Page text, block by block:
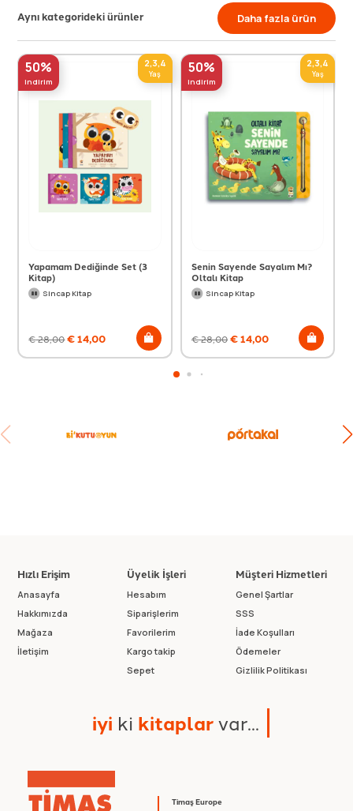
Aynı kategorideki ürünler Daha fazla ürün
50%
indirim
2,3,4
Yaş
Yapamam Dediğinde Set (3
Kitap)
Sincap Kitap
€28,00€14,00
50%
indirim
2,3,4
Yaş
Senin Sayende Sayalım Mı?
Oltalı Kitap
Sincap Kitap
€28,00€14,00
Timaş Europe
Hızlı Erişim
Anasayfa
Hakkımızda
Mağaza
İletişim
Üyelik İşleri
Hesabım
Siparişlerim
Favorilerim
Kargo takip
Sepet
Müşteri Hizmetleri
Genel Şartlar
SSS
İade Koşulları
Ödemeler
Gizlilik Politikası
iyi ki kitaplarvar...